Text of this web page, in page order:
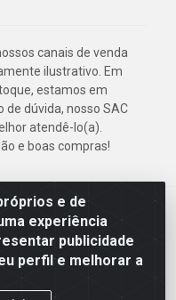
e de
experiência
publicidade
perfil e melhorar a
canais de venda
ilustrativo. Em
estamos em
dúvida, nosso SAC
atendê-lo(a).
e boas compras!
de Morais, 2471 -
- CNPJ 24.150.377/0003-